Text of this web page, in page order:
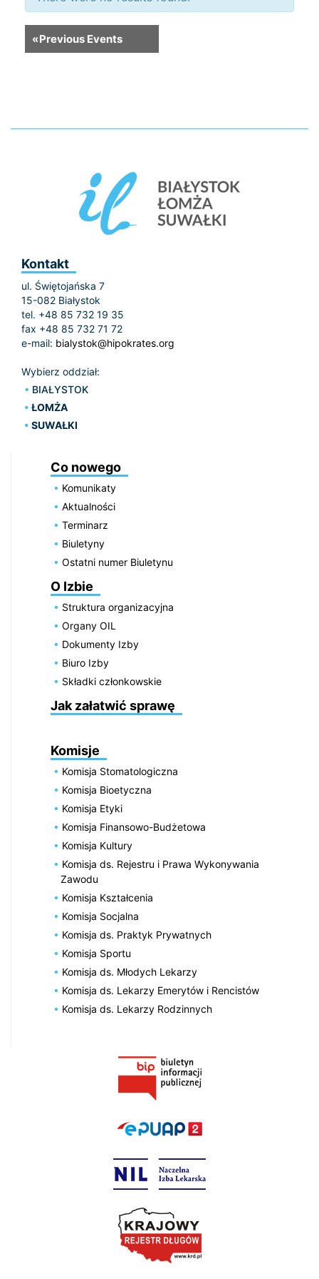
«Previous Events
Kontakt
ul. Świętojańska 7
15-082 Białystok
tel. +48 85 732 19 35
fax +48 85 732 71 72
e-mail: bialystok@hipokrates.org
Wybierz oddział:
BIAŁYSTOK
ŁOMŻA
SUWAŁKI
Co nowego
Komunikaty
Aktualności
Terminarz
Biuletyny
Ostatni numer Biuletynu
O Izbie
Struktura organizacyjna
Organy OIL
Dokumenty Izby
Biuro Izby
Składki członkowskie
Jak załatwić sprawę
Komisje
Komisja Stomatologiczna
Komisja Bioetyczna
Komisja Etyki
Komisja Finansowo-Budżetowa
Komisja Kultury
Komisja ds. Rejestru i Prawa Wykonywania
Zawodu
Komisja Kształcenia
Komisja Socjalna
Komisja ds. Praktyk Prywatnych
Komisja Sportu
Komisja ds. Młodych Lekarzy
Komisja ds. Lekarzy Emerytów i Rencistów
Komisja ds. Lekarzy Rodzinnych